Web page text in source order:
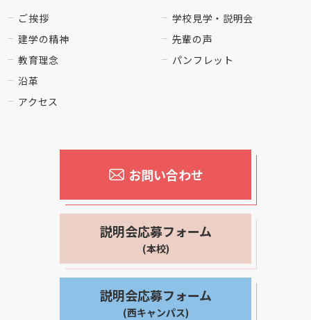
ご挨拶
建学の精神
教育理念
沿革
アクセス
学校見学・説明会
先輩の声
パンフレット
お問い合わせ
説明会応募フォーム
(本校)
説明会応募フォーム
(西キャンパス)